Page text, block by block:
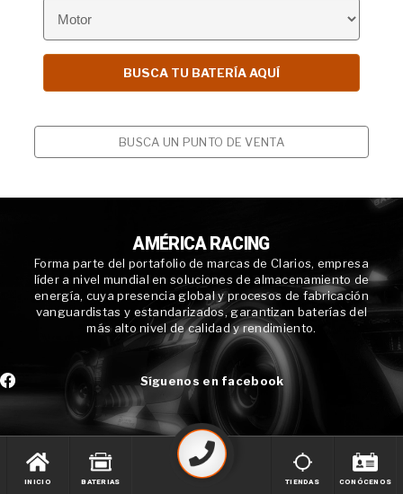
BUSCA UN PUNTO DE VENTA
AMÉRICA RACING
Forma parte del portafolio de marcas de Clarios, empresa
líder a nivel mundial en soluciones de almacenamiento de
energía, cuya presencia global y procesos de fabricación
vanguardistas y estandarizados, garantizan baterías del
más alto nivel de calidad y rendimiento.
Síguenos en facebook
INICIO BATERIAS TIENDAS CONÓCENOS